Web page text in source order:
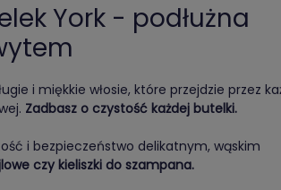
York - podłużna
i miękkie włosie, które przejdzie przez
Zadbasz o czystość każdej butelki.
i bezpieczeństwo delikatnym, wąskim
czy kieliszki do szampana.